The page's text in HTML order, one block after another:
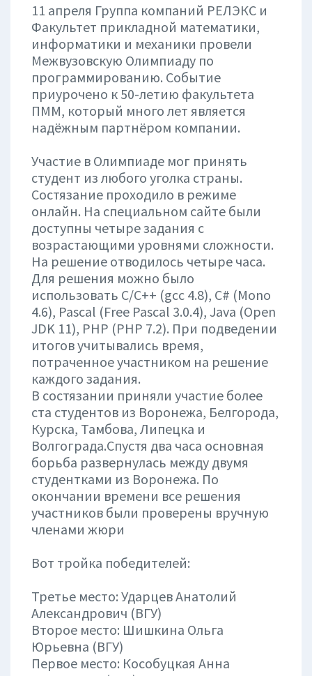
11 апреля Группа компаний РЕЛЭКС и
Факультет прикладной математики,
информатики и механики провели
Межвузовскую Олимпиаду по
программированию. Событие
приурочено к 50-летию факультета
ПММ, который много лет является
надёжным партнёром компании.
Участие в Олимпиаде мог принять
студент из любого уголка страны.
Состязание проходило в режиме
онлайн. На специальном сайте были
доступны четыре задания с
возрастающими уровнями сложности.
На решение отводилось четыре часа.
Для решения можно было
использовать С/C++ (gcc 4.8), C# (Mono
4.6), Pascal (Free Pascal 3.0.4), Java (Open
JDK 11), PHP (PHP 7.2). При подведении
итогов учитывались время,
потраченное участником на решение
каждого задания.
В состязании приняли участие более
ста студентов из Воронежа, Белгорода,
Курска, Тамбова, Липецка и
Волгограда.Спустя два часа основная
борьба развернулась между двумя
студентками из Воронежа. По
окончании времени все решения
участников были проверены вручную
членами жюри
Вот тройка победителей:
Третье место: Ударцев Анатолий
Александрович (ВГУ)
Второе место: Шишкина Ольга
Юрьевна (ВГУ)
Первое место: Кособуцкая Анна